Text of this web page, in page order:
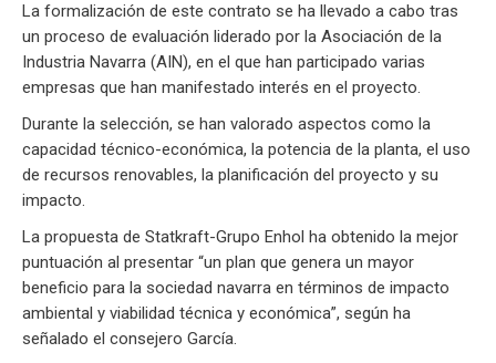
La formalización de este contrato se ha llevado a cabo tras
un proceso de evaluación liderado por la Asociación de la
Industria Navarra (AIN), en el que han participado varias
empresas que han manifestado interés en el proyecto.
Durante la selección, se han valorado aspectos como la
capacidad técnico-económica, la potencia de la planta, el uso
de recursos renovables, la planificación del proyecto y su
impacto.
La propuesta de Statkraft-Grupo Enhol ha obtenido la mejor
puntuación al presentar “un plan que genera un mayor
beneficio para la sociedad navarra en términos de impacto
ambiental y viabilidad técnica y económica”, según ha
señalado el consejero García.